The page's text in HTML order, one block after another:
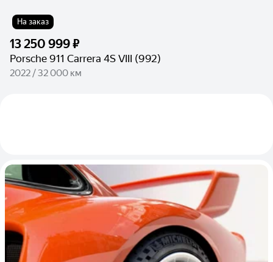
На заказ
13 250 999 ₽
Porsche 911 Carrera 4S VIII (992)
2022 / 32 000 км